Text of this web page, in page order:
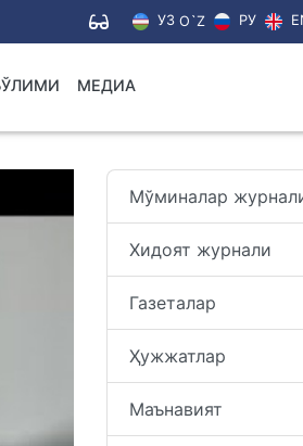
УЗ O`Z РУ
МЕДИА
Мўминалар
Хидоят журнали
Газеталар
Ҳужжатлар
Маънавият